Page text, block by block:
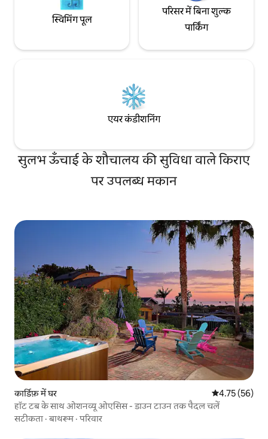
चेक आउट के बाद हमारे घर पर सामान रखने के लिए
इसलिए अगर आप कार से आते हैं तो आपके पास
स्विमिंग पूल
परिसर में बिना शुल्क
पार्किंग
एयर कंडीशनिंग
सुलभ ऊँचाई के शौचालय की सुविधा वाले किराए
पर उपलब्ध मकान
कार्डिफ़ में घर औसत रेटिंग 5 में
4.75 (56)
हॉट टब के साथ ओशनव्यू ओएसिस - डाउन टाउन तक पैदल चलें
सटीकता ·बाथरूम·परिवार